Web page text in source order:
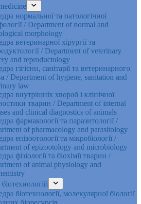
нормальної та патологічної
/ Department of normal and
morphology
ветеринарної хірургії та
/ Department of veterinary
and reproductology
гігієни, санітарії та ветеринарного
/ Department of hygiene, sanitation and
law
внутрішніх хвороб і клінічної
тварин / Department of internal
and clinical diagnostics of animals
фармакології та паразитології /
of pharmacology and parasitology
епізоотології та мікробіології /
of epizootology and microbiology
фізіології та біохімії тварин /
of animal physiology and
біотехнології, молекулярної біології
біоресурсів